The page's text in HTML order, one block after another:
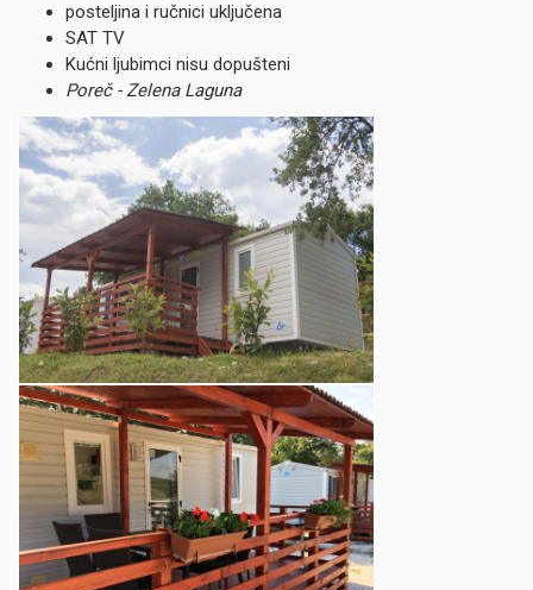
posteljina i ručnici uključena
SAT TV
Kućni ljubimci nisu dopušteni
Poreč - Zelena Laguna